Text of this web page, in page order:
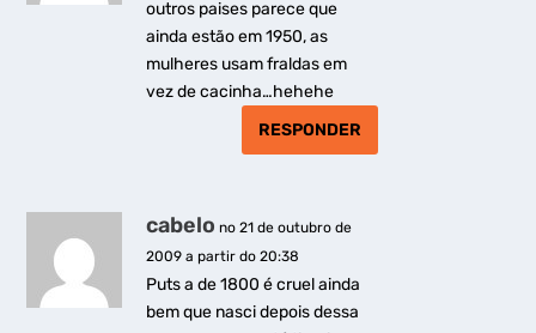
outros paises parece que
ainda estão em 1950, as
mulheres usam fraldas em
vez de cacinha…hehehe
RESPONDER
cabelo no 21 de outubro de
2009 a partir do 20:38
Puts a de 1800 é cruel ainda
bem que nasci depois dessa